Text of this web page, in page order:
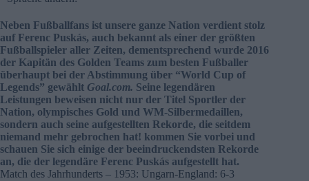
Neben Fußballfans ist unsere ganze Nation verdient stolz
auf Ferenc Puskás, auch bekannt als einer der größten
Fußballspieler aller Zeiten, dementsprechend wurde 2016
der Kapitän des Golden Teams zum besten Fußballer
überhaupt bei der Abstimmung über “World Cup of
Legends” gewählt Goal.com. Seine legendären
Leistungen beweisen nicht nur der Titel Sportler der
Nation, olympisches Gold und WM-Silbermedaillen,
sondern auch seine aufgestellten Rekorde, die seitdem
niemand mehr gebrochen hat! kommen Sie vorbei und
schauen Sie sich einige der beeindruckendsten Rekorde
an, die der legendäre Ferenc Puskás aufgestellt hat.
Match des Jahrhunderts – 1953: Ungarn-England: 6-3